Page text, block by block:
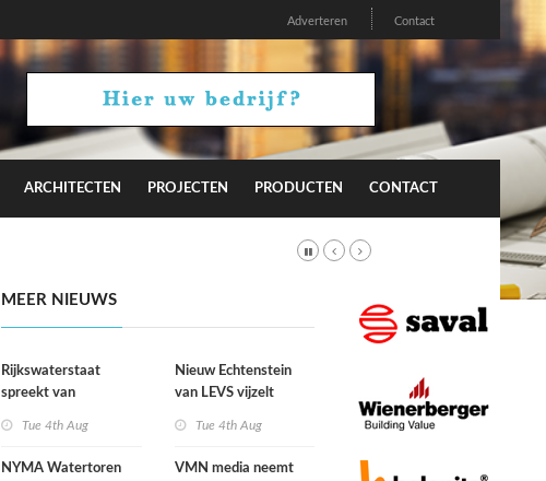
Adverteren Contact
ARCHITECTEN PROJECTEN PRODUCTEN CONTACT
MEER NIEUWS
Rijkswaterstaat
spreekt van
door droogte
Tue 4th Aug
NYMA Watertoren
Nieuw Echtenstein
van LEVS vijzelt
restruimte op
Tue 4th Aug
VMN media neemt